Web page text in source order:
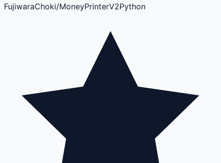
FujiwaraChoki/MoneyPrinterV2Python